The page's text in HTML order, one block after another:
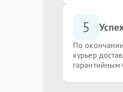
Ремонт системы
Замена /
5
По
курьер
гарантийным